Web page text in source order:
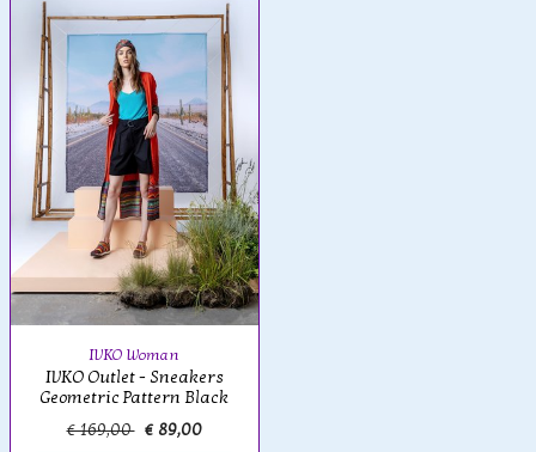
IVKO Woman
IVKO Outlet - Sneakers
Geometric Pattern Black
€ 169,00 € 89,00